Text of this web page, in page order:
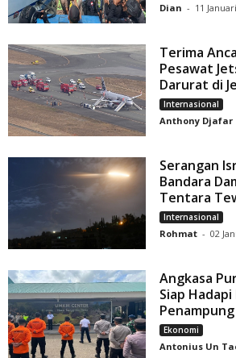
Dian - 11
Terima
Pesawat
Darurat di
Internasional
Anthony Djafar
Serangan
Bandara
Tentara
Internasional
Rohmat - 02
Angkasa
Siap
Ekonomi
Antonius Un